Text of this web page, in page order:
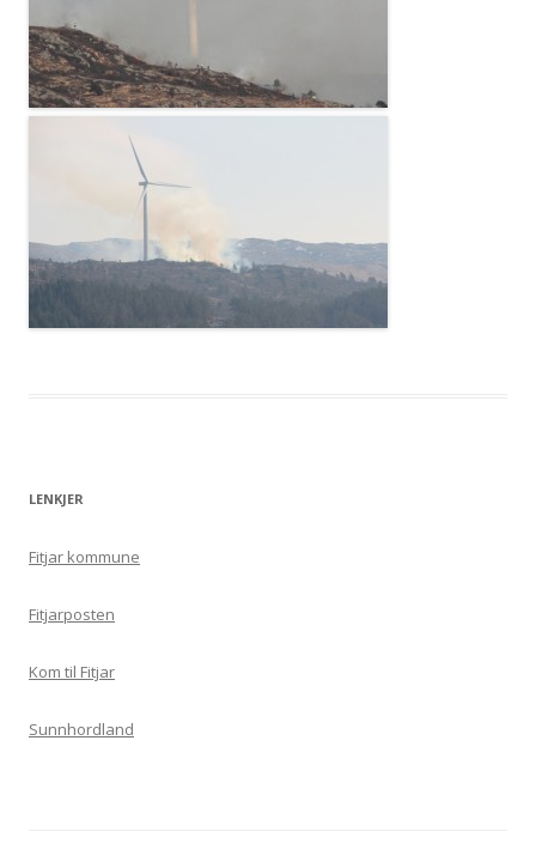
LENKJER
Fitjar kommune
Fitjarposten
Kom til Fitjar
Sunnhordland